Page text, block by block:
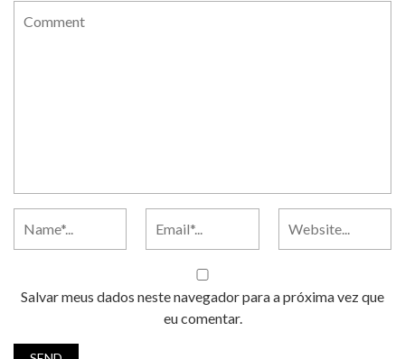
Salvar meus dados neste navegador para a próxima vez que
eu comentar.